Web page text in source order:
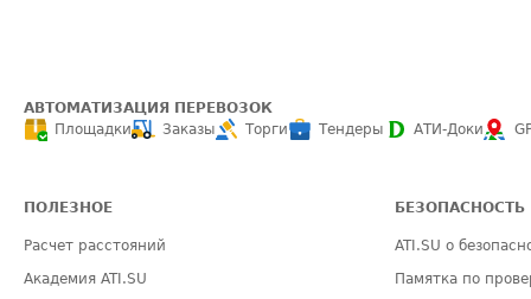
АВТОМАТИЗАЦИЯ ПЕРЕВОЗОК
Площадки
Заказы Торги Тендеры АТИ-Доки
ПОЛЕЗНОЕ
Расчет расстояний
Академия ATI.SU
БЕЗОПАСНОСТЬ
ATI.SU о
Памятка по